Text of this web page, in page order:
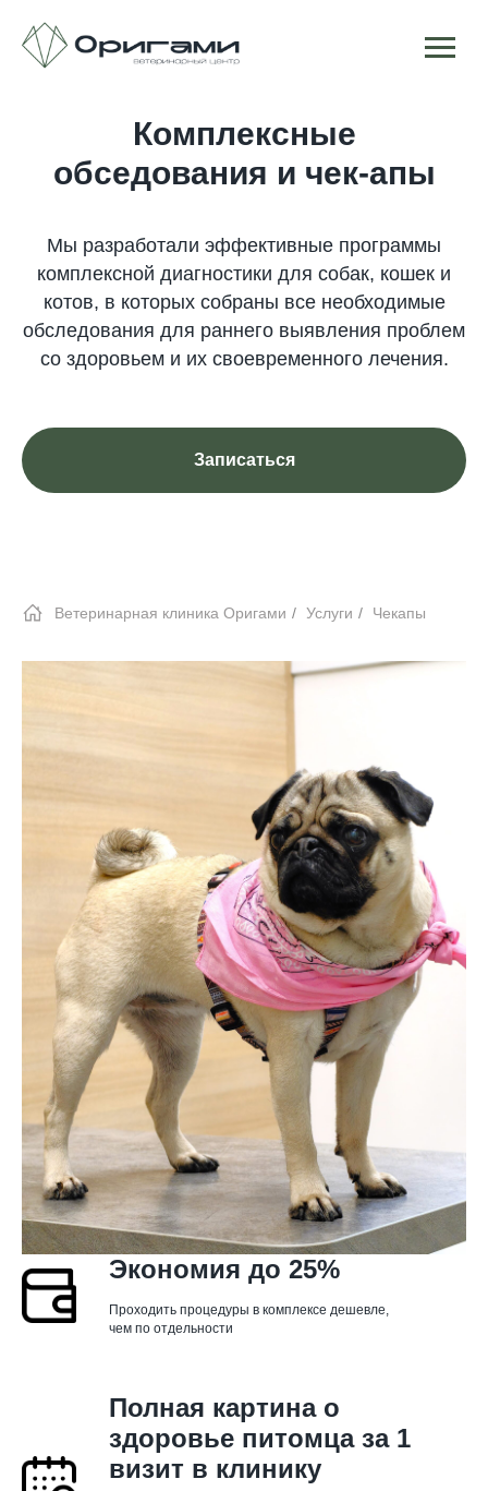
Комплексные
обседования и чек-апы
Мы разработали эффективные программы
комплексной диагностики для собак, кошек и
котов, в которых собраны все необходимые
обследования для раннего выявления проблем
со здоровьем и их своевременного лечения.
Записаться
Ветеринарная клиника Оригами / Услуги / Чекапы
Экономия до 25%
Проходить процедуры в комплексе дешевле,
чем по отдельности
Полная картина о
здоровье питомца за 1
визит в клинику